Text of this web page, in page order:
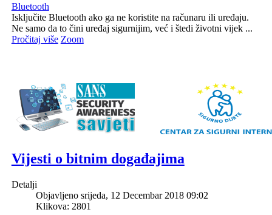
Bluetooth
Isključite Bluetooth ako ga ne koristite na računaru ili uređaju.
Ne samo da to čini uređaj sigurnijim, već i štedi životni vijek ...
Pročitaj više Zoom
Vijesti o bitnim događajima
Detalji
Objavljeno srijeda, 12 Decembar 2018 09:02
Klikova: 2801